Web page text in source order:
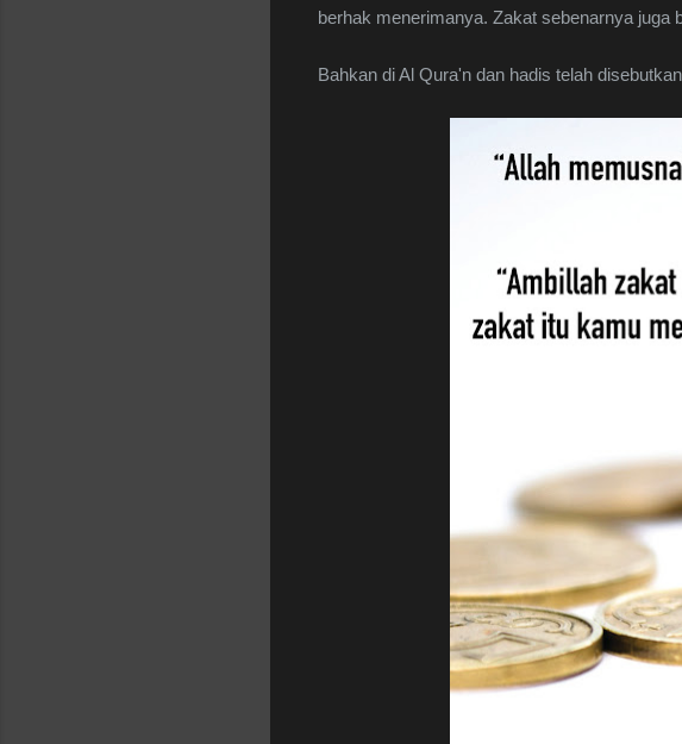
berhak menerimanya. Zakat sebenarnya juga
Bahkan di Al Qura'n dan hadis telah